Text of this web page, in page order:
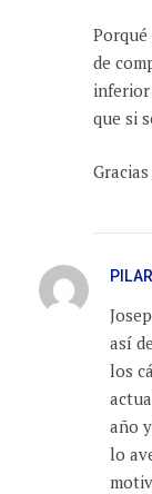
de
inferior
que si
PILAR
así
los
año
lo